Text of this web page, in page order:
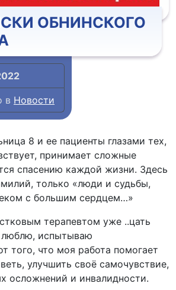
ОБНИНСКОГО
в Новости
8 и ее пациенты глазами тех,
принимает сложные
спасению каждой жизни. Здесь
только «люди и судьбы,
с большим сердцем…»
терапевтом уже ..цать
люблю, испытываю
того, что моя работа помогает
улучшить своё самочувствие,
осложнений и инвалидности.